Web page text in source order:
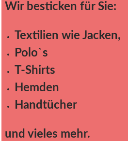
Wir besticken für Sie:
Textilien wie Jacken,
Polo`s
T-Shirts
Hemden
Handtücher
und vieles mehr.